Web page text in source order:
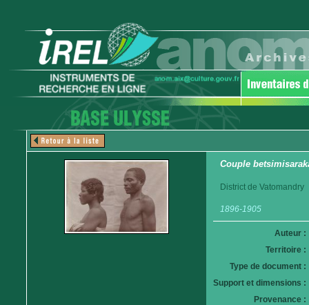
Couple
District de Vatomandry
1896-1905
Auteur :
Territoire :
Type de document :
Support et dimensions :
Provenance :